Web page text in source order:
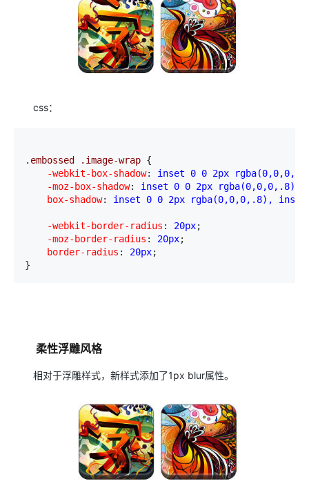
css：
.embossed .image-wrap {
    -webkit-box-shadow
:
inset 0 0 2px
    -moz-box-shadow
:
inset 0 0 2px rgba(0,0,0,.8),
    box-shadow
: inset 0 0 2px rgba(0,0,0,.8), inset
    -webkit-border-radius
: 20px;
    -moz-border-radius
: 20px;
    border-radius
: 20px;
}
柔性浮雕风格
相对于浮雕样式，新样式添加了1px blur属性。